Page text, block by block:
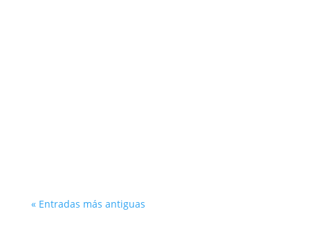
« Entradas más antiguas